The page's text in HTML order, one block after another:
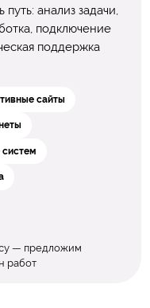
анализ задачи,
подключение
поддержка
сайты
— предложим
работ